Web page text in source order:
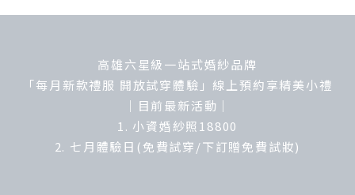
高雄六星級一站式婚紗品牌
「每月新款禮服 開放試穿體驗」線上預約享精美小禮
｜目前最新活動｜
1. 小資婚紗照18800
2. 七月體驗日(免費試穿/下訂贈免費試妝)